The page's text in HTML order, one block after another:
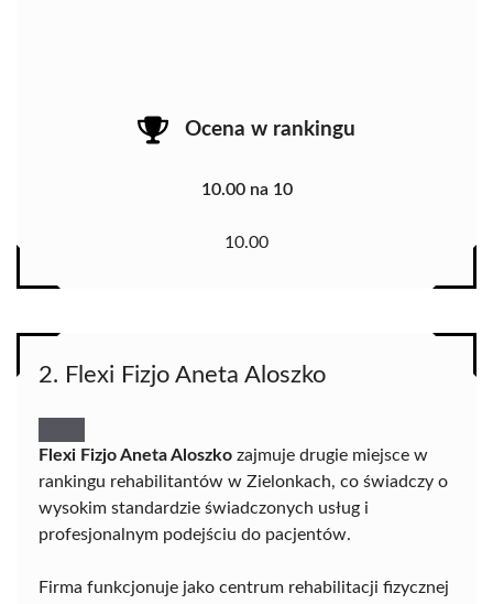
Ocena w rankingu
10.00 na 10
10.00
2. Flexi Fizjo Aneta Aloszko
Flexi Fizjo Aneta Aloszko zajmuje drugie miejsce w
rankingu rehabilitantów w Zielonkach, co świadczy o
wysokim standardzie świadczonych usług i
profesjonalnym podejściu do pacjentów.
Firma funkcjonuje jako centrum rehabilitacji fizycznej